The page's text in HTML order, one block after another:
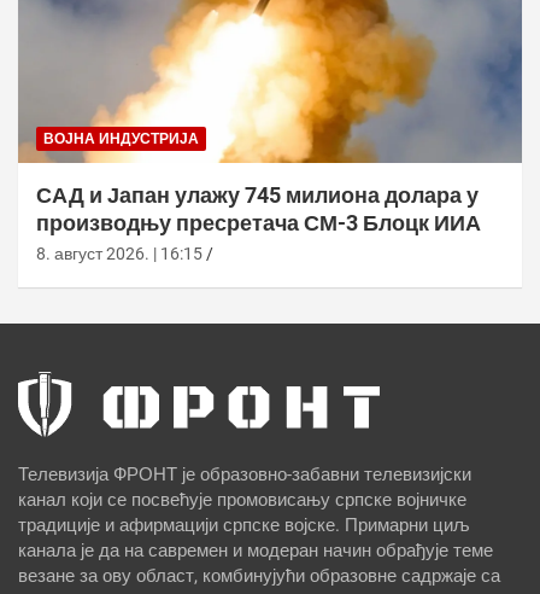
ВОЈНА ИНДУСТРИЈА
САД и Јапан улажу 745 милиона долара у
производњу пресретача СМ-3 Блоцк ИИА
8. август 2026. | 16:15
Телевизија ФРОНТ је образовно-забавни телевизијски
канал који се посвећује промовисању српске војничке
традиције и афирмацији српске војске. Примарни циљ
канала је да на савремен и модеран начин обрађује теме
везане за ову област, комбинујући образовне садржаје са